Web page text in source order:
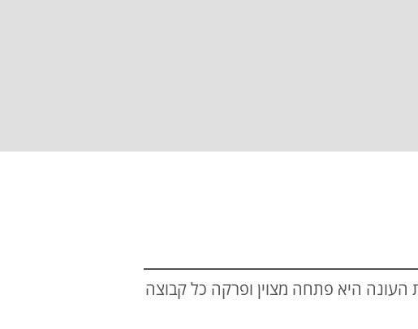
הלאומית אחרי 13 שנה בליגת העל. את העונה היא פתחה מצוין ופרקה כל קבוצה